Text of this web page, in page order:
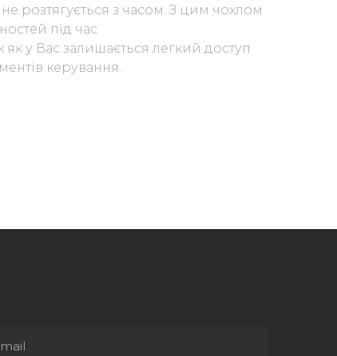
не розтягується з часом. З цим чохлом
під час
у Вас залишається легкий доступ
керування.